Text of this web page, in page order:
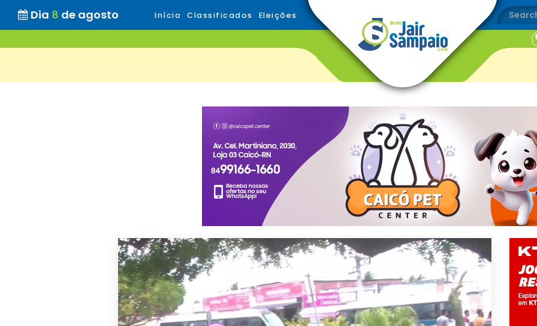
Dia 8 de agosto Início Classificados Eleições